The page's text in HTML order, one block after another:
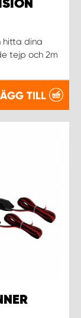
hitta dina
tejp och 2m
TILL